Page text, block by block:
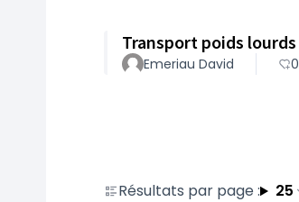
Transport poids lourds
Emeriau David 0
Résultats par page : 25